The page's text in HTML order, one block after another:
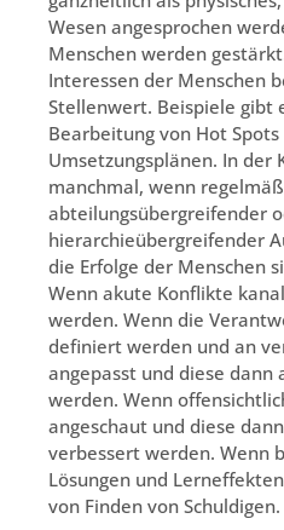
Wesen angesprochen
Menschen werden
Interessen der Menschen
Stellenwert. Beispiele gibt
Bearbeitung von Hot
Umsetzungsplänen. In
manchmal, wenn
abteilungsübergreifender
hierarchieübergreifender
die Erfolge der Menschen
Wenn akute Konflikte
werden. Wenn die
definiert werden und an
angepasst und diese
werden. Wenn
angeschaut und diese
verbessert werden. Wenn
Lösungen und
von Finden von Schuldigen.